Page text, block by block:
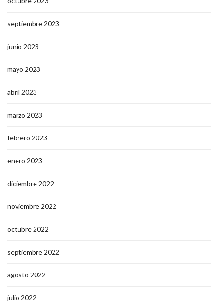
septiembre 2023
junio 2023
mayo 2023
abril 2023
marzo 2023
febrero 2023
enero 2023
diciembre 2022
noviembre 2022
octubre 2022
septiembre 2022
agosto 2022
julio 2022